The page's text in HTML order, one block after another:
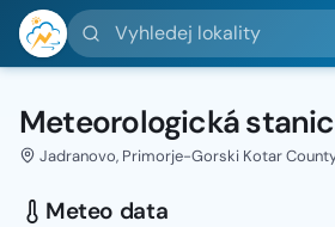
Vyhledej lokality
Meteorologická
Jadranovo, Primorje-Gorski Kotar
Meteo data